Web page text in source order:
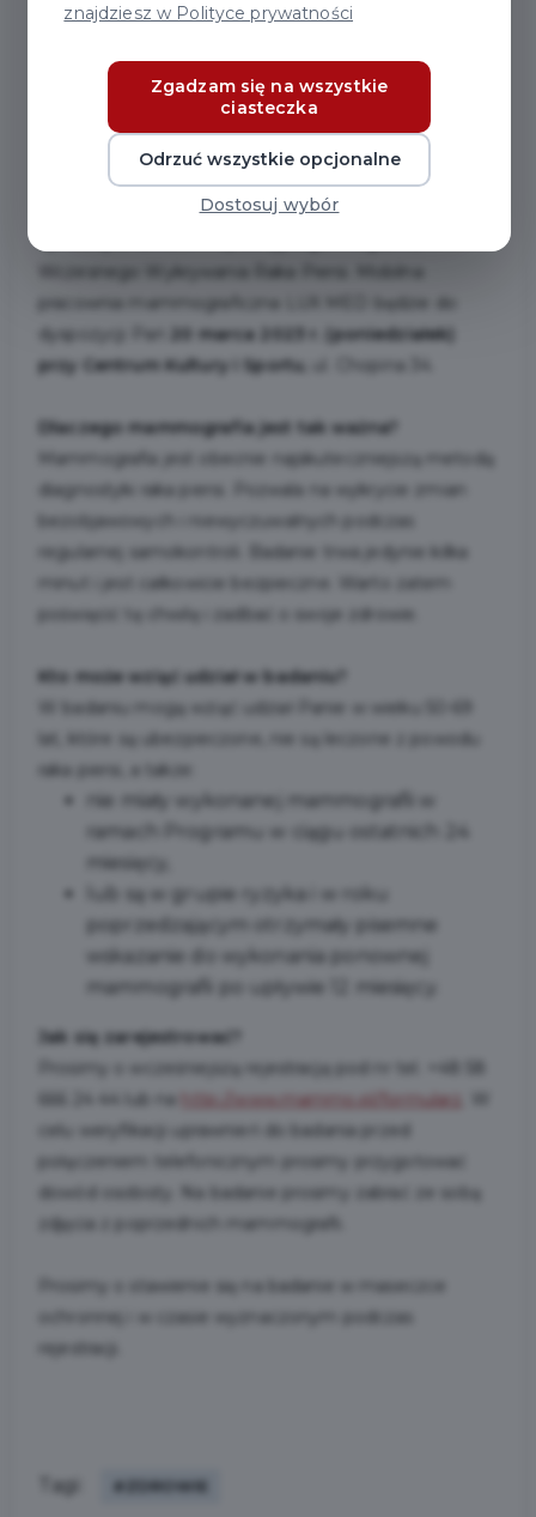
MIESZKANEK PRUSZCZA
GDAŃSKIEGO
Zapraszamy mieszkanki Pruszcza Gdańskiego w
wieku 50-69 lat do wykonania bezpłatnej
mammografii (prześwietlenie piersi) w technice
dyspozycji Pań
20 marca 2023 r. (poniedziałek)
przy Centrum Kultury i Sportu , ul. Chopina 34.
Dlaczego mammografia jest tak ważna?
Mammografia jest obecnie najskuteczniejszą metodą
diagnostyki raka piersi. Pozwala na wykrycie zmian
bezobjawowych i niewyczuwalnych podczas
regularnej samokontroli. Badanie trwa jedynie kilka
minut i jest całkowicie bezpieczne. Warto zatem
poświęcić tę chwilę i zadbać o swoje zdrowie.
Kto może wziąć udział w badaniu?
W badaniu mogą wziąć udział Panie w wieku 50-69
lat, które są ubezpieczone, nie są leczone z powodu
raka piersi, a także:
nie miały wykonanej mammografii w
ramach Programu w ciągu ostatnich 24
miesięcy,
lub są w grupie ryzyka i w roku
poprzedzającym otrzymały pisemne
wskazanie do wykonania ponownej
mammografii po upływie 12 miesięcy.
Jak się zarejestrować?
Prosimy o wcześniejszą rejestrację pod nr tel. +48 58
666 24 44 lub na
http://www.mammo.pl/formularz
celu weryfikacji uprawnień do badania przed
połączeniem telefonicznym prosimy przygotować
dowód osobisty. Na badanie prosimy zabrać ze sobą
zdjęcia z poprzednich mammografii.
Prosimy o stawienie się na badanie w maseczce
ochronnej i w czasie wyznaczonym podczas
rejestracji.
Tagi: #ZDROWIE
znajdziesz w Polityce prywatności
Zgadzam się na wszystkie
ciasteczka
Odrzuć wszystkie opcjonalne
Dostosuj wybór